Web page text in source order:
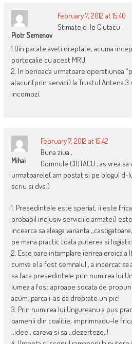
Piotr Semenov
February 7, 2012 at 15:40
Stimate d-le Ciutacu
1.Din pacate aveti dreptate, acuma
portocalie cu acest MRU.
2. In perioada urmatoare operatiunea
atacuri(prin servici) la Trustul Antena
incomozi.
Mihai
February 7, 2012 at 15:42
Buna ziua ,
Domnule CIUTACU , as vrea
urmatoarele( am postat si pe blogul d-
scriu si dvs.)
1. Presedintele este speriat, ii este
probabil inclusiv serviciile armatei)
incearca sa aleaga varianta
pe mana practic toata puterea si
2. Este oare intamplare ierirea eroica a
cumva el a fost semnalul , a incercat sa
sa faca presedintele prin numirea lui
lumea a fost aproape socata de
acum..parca i-as da dreptate un pic!
3. Prin numirea lui Ungureanu a pus
oamenii din coalitie, imprimnadu-le
,,idee,, careva si sa ,,dezerteze,,!